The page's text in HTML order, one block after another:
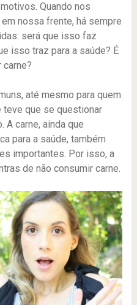
Quando nos
nossa frente, há sempre
será que isso faz
isso traz para a saúde? É
até mesmo para quem
teve que se questionar
A carne, ainda que
para a saúde, também
importantes. Por isso, a
de não consumir carne.